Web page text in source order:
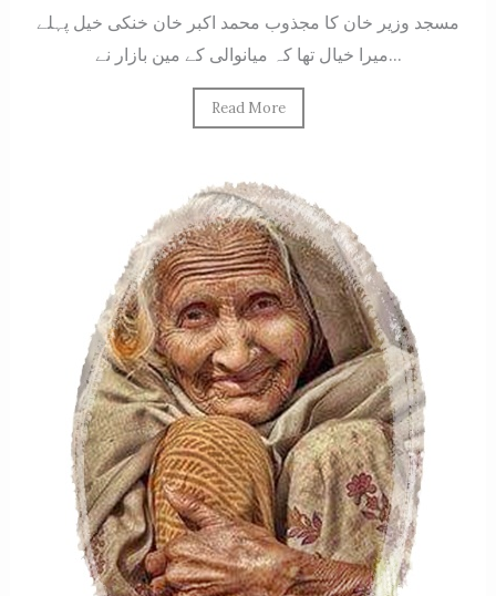
مسجد وزیر خان کا مجذوب محمد اکبر خان خنکی خیل پہلے
میرا خیال تها کہ میانوالی کے مین بازار نے...
Read More